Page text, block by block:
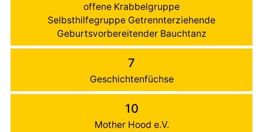
offene Krabbelgruppe
Selbsthilfegruppe Getrennterziehende
Geburtsvorbereitender Bauchtanz
7
Geschichtenfüchse
10
Mother Hood e.V.